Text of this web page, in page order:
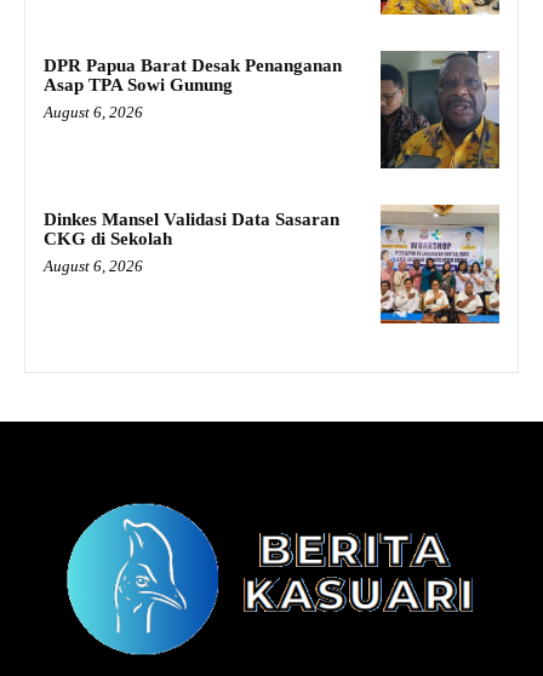
DPR Papua Barat Desak Penanganan
Asap TPA Sowi Gunung
August 6, 2026
Dinkes Mansel Validasi Data Sasaran
CKG di Sekolah
August 6, 2026